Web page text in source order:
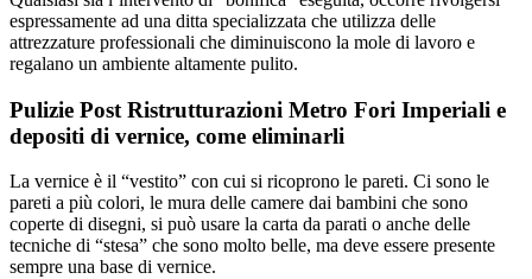
espressamente ad una ditta specializzata che utilizza delle
attrezzature professionali che diminuiscono la mole di lavoro e
regalano un ambiente altamente pulito.
Pulizie Post Ristrutturazioni Metro Fori Imperiali e
depositi di vernice, come eliminarli
La vernice è il “vestito” con cui si ricoprono le pareti. Ci sono le
pareti a più colori, le mura delle camere dai bambini che sono
coperte di disegni, si può usare la carta da parati o anche delle
tecniche di “stesa” che sono molto belle, ma deve essere presente
sempre una base di vernice.